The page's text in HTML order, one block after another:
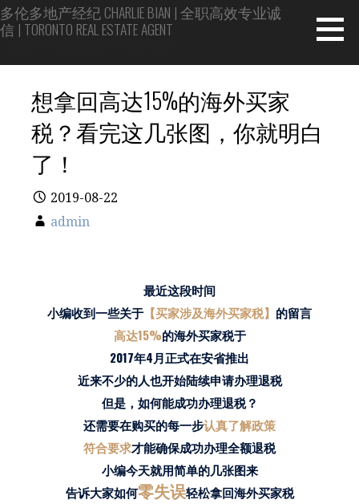
Skip
to
多伦多地产经纪 CHARLIE BIAN | 全职高效专业诚
信 | TORONTO REAL ESTATE AGENT
想拿回高达15%的海外买家
税？看完这几张图，你就明白
了！
2019-08-22
admin
最近这段时间
小编收到一些关于 【买家涉及海外买家税】 的留言
高达15%的海外买家税于
2017年4月正式在安省推出
近来不少的人也开始陆续申请办理退税
但是，如何能成功办理退税？
还需要在购买的每一步认真了解政策
符合要求才能确保成功办理全额退税
小编今天就用简单的几张图来
告诉大家如何零失误轻松拿回海外买家税